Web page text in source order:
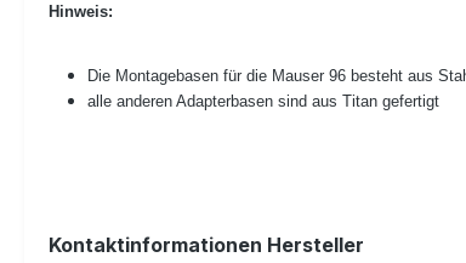
Hinweis:
Die Montagebasen für die Mauser 96 besteht aus
alle anderen Adapterbasen sind aus Titan gefertigt
Kontaktinformationen Hersteller